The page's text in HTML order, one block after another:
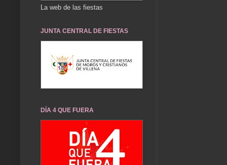
La web de las fiestas
JUNTA CENTRAL DE FIESTAS
DÍA 4 QUE FUERA